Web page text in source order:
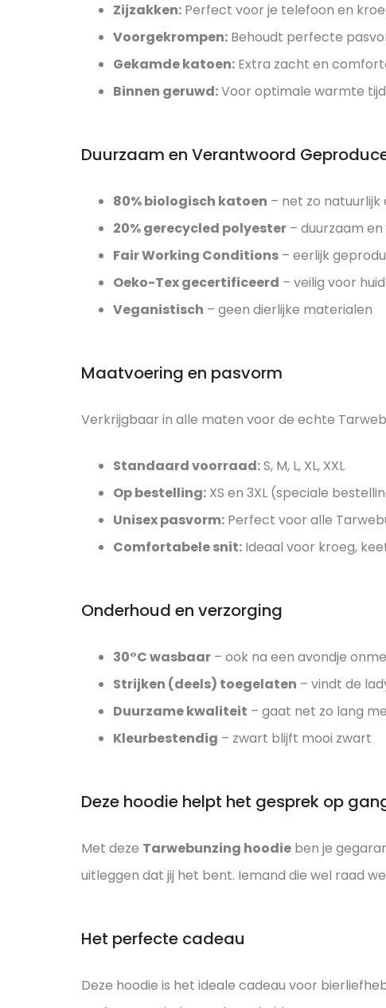
Zijzakken: Perfect voor je telefoon en
Voorgekrompen: Behoudt perfecte
Gekamde katoen: Extra zacht en
Binnen geruwd:Voor optimale warmte
Duurzaam en Verantwoord
80% biologisch katoen – net zo
20% gerecycled polyester – duurzaam
Fair Working Conditions – eerlijk
Oeko-Tex gecertificeerd – veilig voor
Veganistisch – geen dierlijke materialen
Maatvoering en pasvorm
Verkrijgbaar in alle maten voor de echte
Standaard voorraad:S, M, L, XL, XXL
Op bestelling: XS en 3XL (speciale
Unisex pasvorm: Perfect voor alle
Comfortabele snit: Ideaal voor kroeg,
Onderhoud en verzorging
30°C wasbaar – ook na een avondje
Strijken (deels) toegelaten – vindt de
Duurzame kwaliteit – gaat net zo lang
Kleurbestendig – zwart blijft mooi zwart
Deze hoodie helpt het gesprek op
Met deze Tarwebunzing hoodie ben je
uitleggen dat jij het bent. Iemand die wel raad
Het perfecte cadeau
Deze hoodie is het ideale cadeau voor